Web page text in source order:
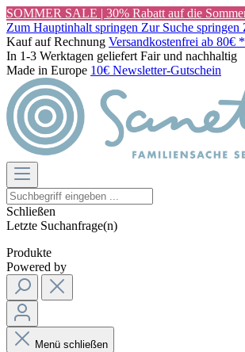
SOMMER SALE | 30% Rabatt auf die
Zum Hauptinhalt springen Zur Suche springen
Kauf auf Rechnung Versandkostenfrei ab 80€ *
In 1-3 Werktagen geliefert Fair und nachhaltig
Made in Europe 10€ Newsletter-Gutschein
Schließen
Letzte Suchanfrage(n)
Produkte
Powered by
Menü schließen